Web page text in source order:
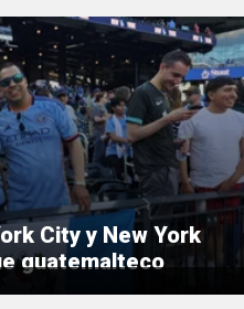
City y New York
guatemalteco